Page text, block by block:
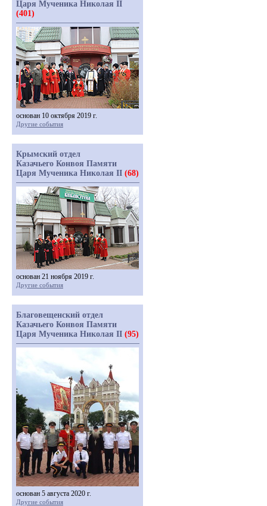
Царя Мученика Николая II
(401)
основан 10 октября 2019 г.
Другие события
Крымский отдел
Казачьего Конвоя Памяти
Царя Мученика Николая II (68)
основан 21 ноября 2019 г.
Другие события
Благовещенский отдел
Казачьего Конвоя Памяти
Царя Мученика Николая II (95)
основан 5 августа 2020 г.
Другие события